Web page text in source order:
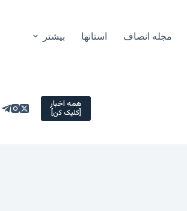
مجله انصاف استانها بیشتر
همه اخبار
[کلیک کن]